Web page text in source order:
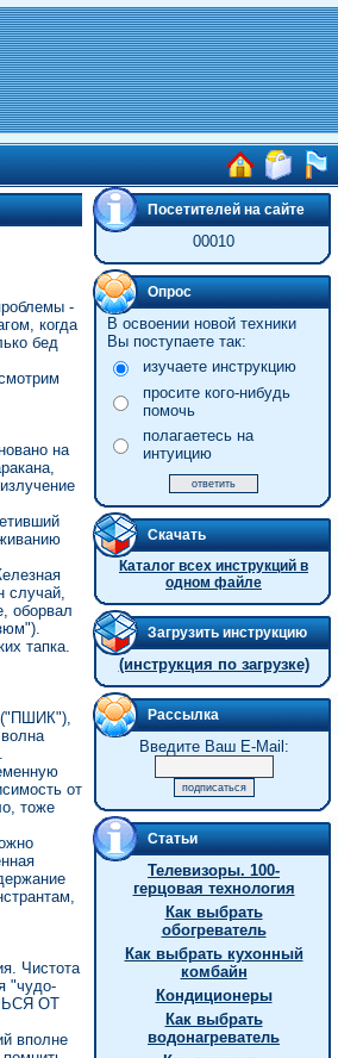
-
когда
бед
на
случай,
оборвал
тапка.
("ПШИК"),
от
тоже
Чистота
"чудо-
ОТ
вполне
Посетителей на сайте
00010
Опрос
В освоении новой техники
Вы поступаете так:
изучаете инструкцию
просите кого-нибудь
помочь
полагаетесь на
интуицию
Скачать
Каталог всех инструкций в
одном файле
Загрузить инструкцию
(инструкция по загрузке)
Рассылка
Введите Ваш E-Mail:
Статьи
Телевизоры. 100-
герцовая технология
Как выбрать
обогреватель
Как выбрать кухонный
комбайн
Кондиционеры
Как выбрать
водонагреватель